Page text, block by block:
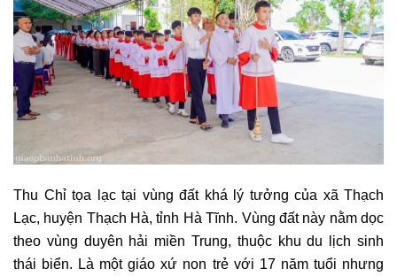
Thu Chỉ tọa lạc tại vùng đất khá lý tưởng của xã Thạch
Lạc, huyện Thạch Hà, tỉnh Hà Tĩnh. Vùng đất này nằm dọc
theo vùng duyên hải miền Trung, thuộc khu du lịch sinh
thái biển. Là một giáo xứ non trẻ với 17 năm tuổi nhưng